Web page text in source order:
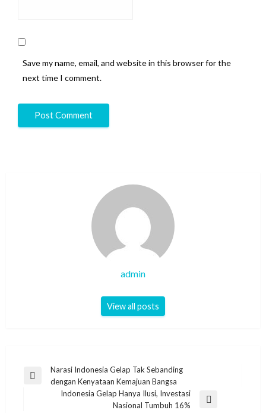
Save my name, email, and website in this browser for the
next time I comment.
admin
View all posts
Post
navigation
Previous
Narasi Indonesia Gelap Tak Sebanding
dengan Kenyataan Kemajuan Bangsa
Indonesia Gelap Hanya Ilusi, Investasi
Nasional Tumbuh 16%